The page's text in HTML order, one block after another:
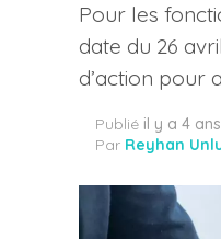
Pour les
date du 26
d’action pour
Publié il y a 4 ans
Par Reyhan